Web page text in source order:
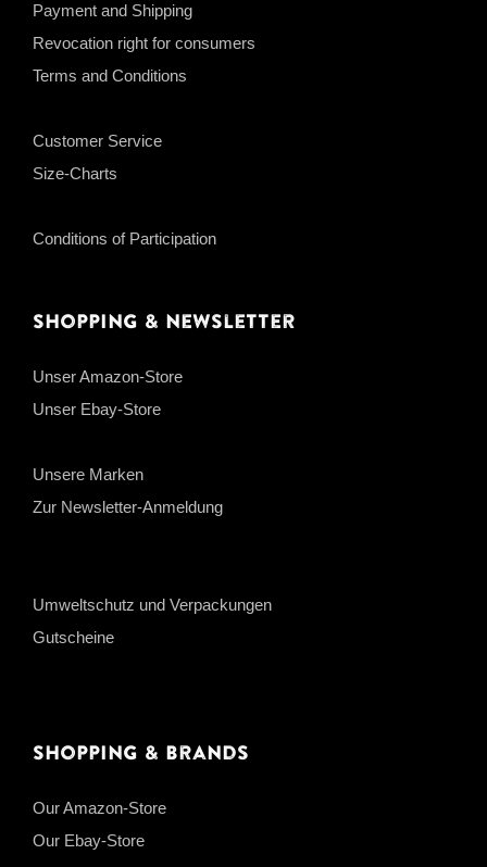
Payment and Shipping
Revocation right for consumers
Terms and Conditions
Customer Service
Size-Charts
Conditions of Participation
Shopping & Newsletter
Unser Amazon-Store
Unser Ebay-Store
Unsere Marken
Zur Newsletter-Anmeldung
Umweltschutz und Verpackungen
Gutscheine
Shopping & Brands
Our Amazon-Store
Our Ebay-Store